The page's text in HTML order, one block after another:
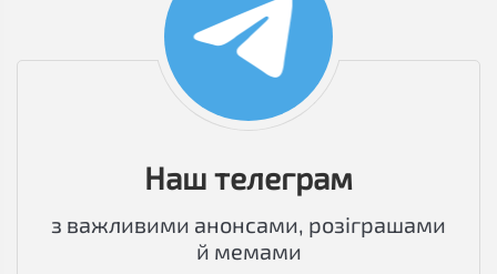
Наш телеграм
з важливими анонсами, розіграшами
й мемами